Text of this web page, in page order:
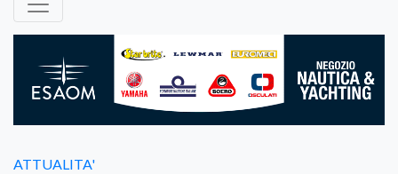
ATTUALITA'